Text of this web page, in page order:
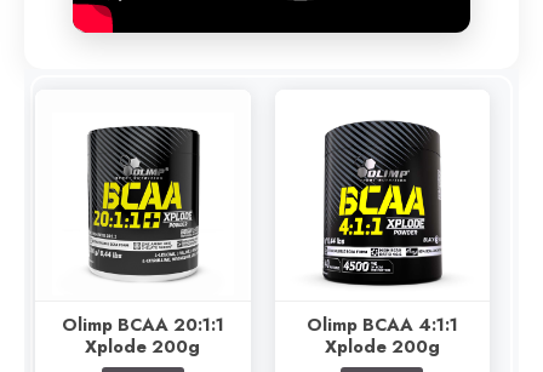
Olimp BCAA 20:1:1
Xplode 200g
Olimp BCAA 4:1:1
Xplode 200g